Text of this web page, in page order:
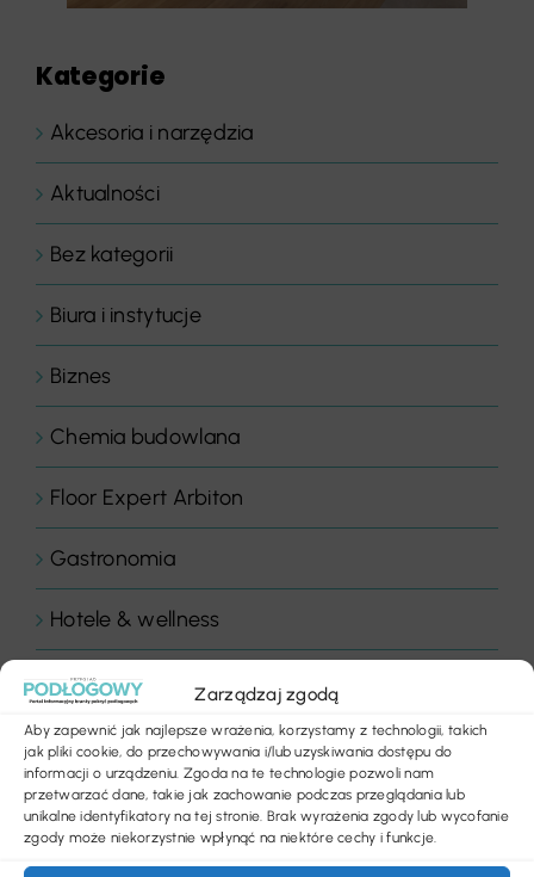
Zarządzaj zgodą
Aby zapewnić jak najlepsze wrażenia, korzystamy z technologii, takich
jak pliki cookie, do przechowywania i/lub uzyskiwania dostępu do
informacji o urządzeniu. Zgoda na te technologie pozwoli nam
przetwarzać dane, takie jak zachowanie podczas przeglądania lub
unikalne identyfikatory na tej stronie. Brak wyrażenia zgody lub wycofanie
zgody może niekorzystnie wpłynąć na niektóre cechy i funkcje.
Kategorie
Akcesoria i narzędzia
Aktualności
Bez kategorii
Biura i instytucje
Biznes
Chemia budowlana
Floor Expert Arbiton
Gastronomia
Hotele & wellness
Inspiracje
Komentarz dnia
Komentarze
Konkurs